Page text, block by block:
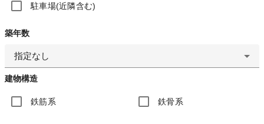
駐車場(近隣含む)
築年数
指定なし
建物構造
鉄筋系 鉄骨系